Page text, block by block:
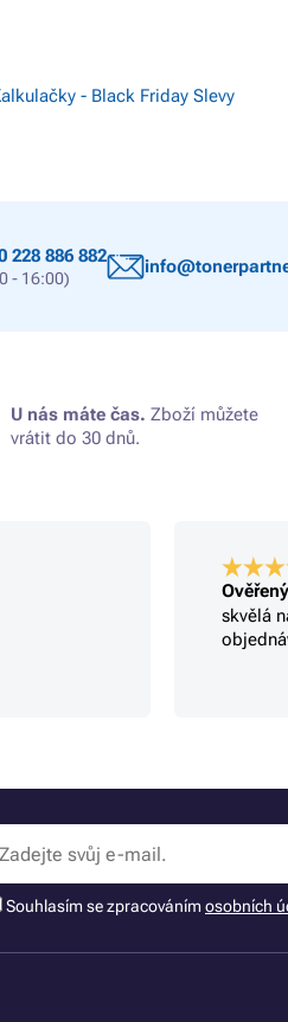
- Black Friday Slevy
228 886 882
- 16:00)
U nás máte čas. Zboží můžete
vrátit do 30 dnů.
skvělá
Souhlasím se zpracovánímosobních